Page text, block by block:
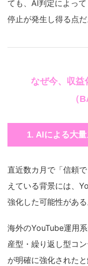
ても、AI判定によっ
停止が発生し得る点だ
なぜ今、収益
（
1. AIによる大
直近数カ月で「信頼
えている背景には、
強化した可能性がある
海外のYouTube運用
産型・繰り返し型コ
が明確に強化されたと